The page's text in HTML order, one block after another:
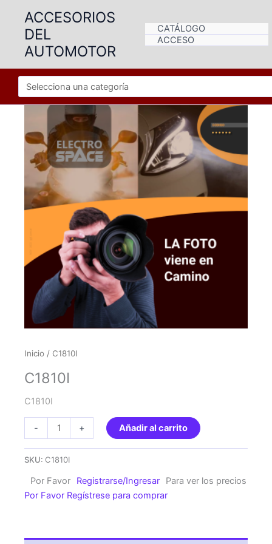
contenido
ACCESORIOS
DEL
AUTOMOTOR
CATÁLOGO
ACCESO
Inicio / C1810I
C1810I
C1810I
-
cantidad
+ Añadir al carrito
SKU: C1810I
Por Favor Registrarse/Ingresar
Para ver los precios
Por Favor Regístrese para comprar